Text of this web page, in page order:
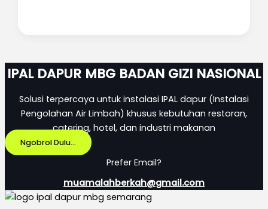
IPAL DAPUR MBG BADAN GIZI NASIONAL
Solusi terpercaya untuk instalasi IPAL dapur (Instalasi
Pengolahan Air Limbah) khusus kebutuhan restoran,
catering, hotel, dan industri makanan
Ngobrol Dulu...
Prefer Email?
muamalahberkah@gmail.com